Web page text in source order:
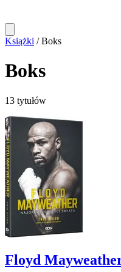
Książki / Boks
Boks
13 tytułów
Floyd